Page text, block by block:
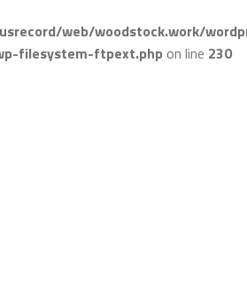
web/woodstock.work/
filesystem-ftpext.php on line 230